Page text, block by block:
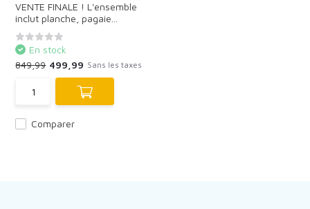
VENTE FINALE ! L'ensemble
inclut planche, pagaie...
Comparer
En stock
849,99 499,99 Sans les taxes